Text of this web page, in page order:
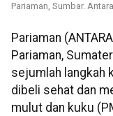
Pariaman, Sumbar.
Pariaman
Pariaman,
sejumlah langkah
dibeli sehat dan
mulut dan kuku